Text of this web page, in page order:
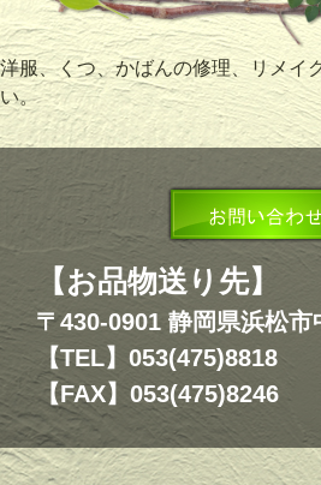
洋服、くつ、かばんの修理、リメイ
い。
【お品物送り先】
〒430-0901 静岡県浜松
【TEL】053(475)8818
【FAX】053(475)8246